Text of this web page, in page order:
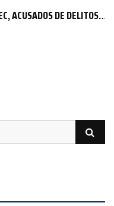
ACUSADOS DE DELITOS…